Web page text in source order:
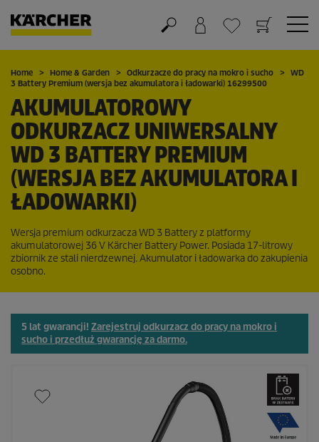
Koszyk
Lista życzeń
Home Home & Garden Odkurzacze do pracy na mokro i sucho
WD
3 Battery Premium (wersja bez akumulatora i ładowarki) 16299500
AKUMULATOROWY
ODKURZACZ UNIWERSALNY
WD 3 BATTERY PREMIUM
(WERSJA BEZ AKUMULATORA I
ŁADOWARKI)
Wersja premium odkurzacza WD 3 Battery z platformy
akumulatorowej 36 V Kärcher Battery Power. Posiada 17-litrowy
zbiornik ze stali nierdzewnej. Akumulator i ładowarka do zakupienia
osobno.
5 lat gwarancji! Zarejestruj odkurzacz do pracy na mokro i
sucho i przedłuż gwarancję za darmo.